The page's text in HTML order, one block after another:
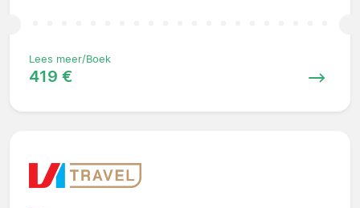
Lees meer/Boek
419 €